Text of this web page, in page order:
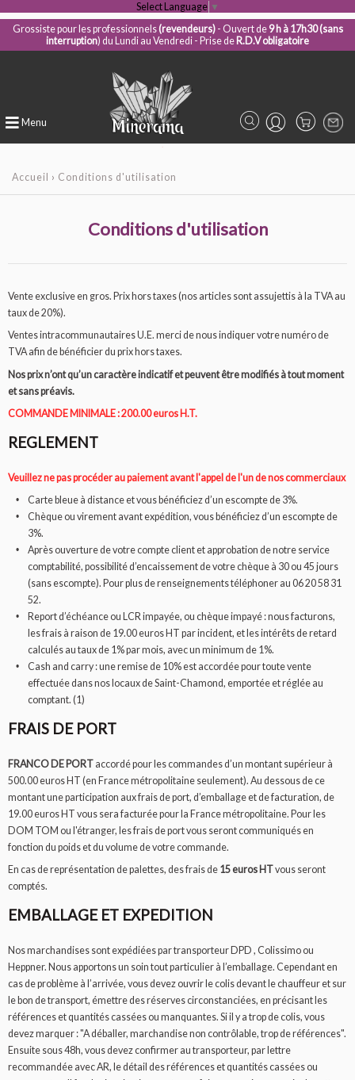
Select Language ▼
Grossiste pour les professionnels(revendeurs)- Ouvert de9 h à 17h30 (sans
interruption) du Lundi au Vendredi - Prise de R.D.V obligatoire
Menu
Accueil › Conditions d'utilisation
Conditions d'utilisation
Vente exclusive en gros. Prix hors taxes (nos articles sont assujettis à la TVA au
taux de 20%).
Ventes intracommunautaires U.E. merci de nous indiquer votre numéro de
TVA afin de bénéficier du prix hors taxes.
Nos prix n’ont qu’un caractère indicatif et peuvent être modifiés à tout moment
et sans préavis.
COMMANDE MINIMALE : 200.00 euros H.T.
REGLEMENT
Veuillez ne pas procéder au paiement avant l'appel de l'un de nos commerciaux
Carte bleue à distance et vous bénéficiez d’un escompte de 3%.
Chèque ou virement avant expédition, vous bénéficiez d’un escompte de
3%.
Après ouverture de votre compte client et approbation de notre service
comptabilité, possibilité d’encaissement de votre chèque à 30 ou 45 jours
(sans escompte). Pour plus de renseignements téléphoner au 06 20 58 31
52.
Report d’échéance ou LCR impayée, ou chèque impayé : nous facturons,
les frais à raison de 19.00 euros HT par incident, et les intérêts de retard
calculés au taux de 1% par mois, avec un minimum de 1%.
Cash and carry : une remise de 10% est accordée pour toute vente
effectuée dans nos locaux de Saint-Chamond, emportée et réglée au
comptant. (1)
FRAIS DE PORT
FRANCO DE PORT accordé pour les commandes d’un montant supérieur à
500.00 euros HT (en France métropolitaine seulement). Au dessous de ce
montant une participation aux frais de port, d’emballage et de facturation, de
19.00 euros HT vous sera facturée pour la France métropolitaine. Pour les
DOM TOM ou l'étranger, les frais de port vous seront communiqués en
fonction du poids et du volume de votre commande.
En cas de représentation de palettes, des frais de 15 euros HTvous seront
comptés.
EMBALLAGE ET EXPEDITION
Nos marchandises sont expédiées par transporteur DPD , Colissimo ou
Heppner. Nous apportons un soin tout particulier à l’emballage. Cependant en
cas de problème à l’arrivée, vous devez ouvrir le colis devant le chauffeur et sur
le bon de transport, émettre des réserves circonstanciées, en précisant les
références et quantités cassées ou manquantes. Si il y a trop de colis, vous
devez marquer : "A déballer, marchandise non contrôlable, trop de références".
Ensuite sous 48h, vous devez confirmer au transporteur, par lettre
recommandée avec AR, le détail des références et quantités cassées ou